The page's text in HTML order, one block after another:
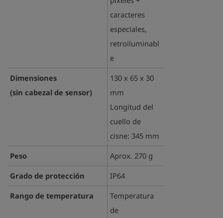
caracteres
especiales,
retroiluminabl
e
Dimensiones
(sin cabezal de sensor)
130 x 65 x 30
mm
Longitud del
cuello de
cisne: 345 mm
Peso
Aprox. 270 g
Grado de protección
IP64
Rango de temperatura
Temperatura
de